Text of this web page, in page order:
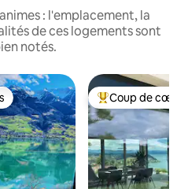
: l'emplacement, la
de ces logements sont
notés.
les plus aimés Coup de cœur
Coup de cœur